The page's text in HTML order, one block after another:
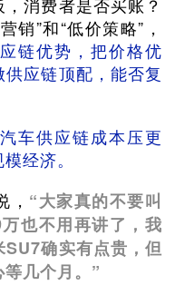
消费者是否买账？
销”和“低价策略”，
链优势，把价格优
应链顶配，能否复
车供应链成本压更
经济。
， “大家真的不要叫
也不用再讲了，我
确实有点贵，但
几个月。”